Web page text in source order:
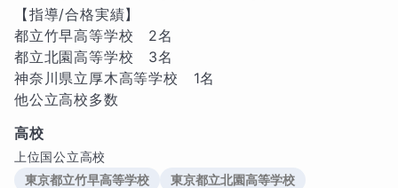
問解いただけで、その先生は、「きみ、センスある
ね。うちには医学部の受験生も来ているけど、その子
よりできるよ」そして「ぼくにはわかる」とおっしゃ
いました。
なべつぐ先生という、数学で大臣賞をお取りになった
わたしは因数分解から始めたのですが、数ヵ月後には
東大数学を解いていました。
【指導/合格実績】
都立竹早高等学校　2名
都立北園高等学校　3名
神奈川県立厚木高等学校　1名
他公立高校多数
高校
上位国公立高校
東京都立竹早高等学校
東京都立北園高等学校